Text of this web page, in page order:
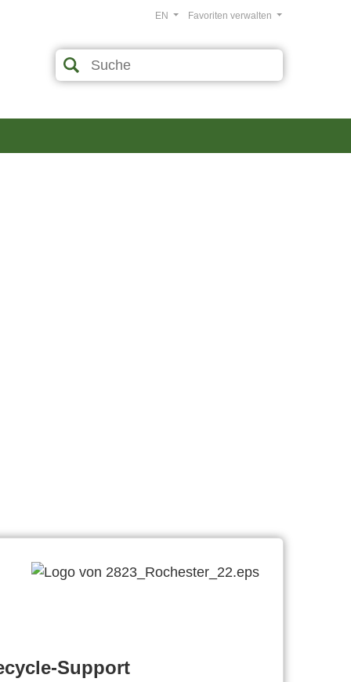
Favoriten verwalten
EN
Support